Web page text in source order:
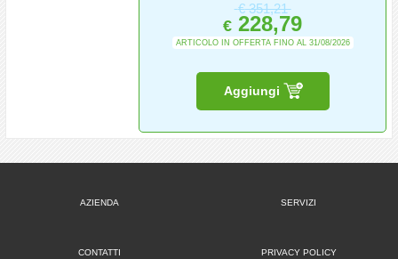
€351,21
€ 228,79
ARTICOLO IN OFFERTA FINO AL 31/08/2026
Aggiungi
AZIENDA SERVIZI
CONTATTI PRIVACY POLICY